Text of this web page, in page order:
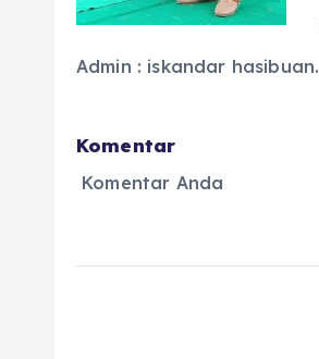
Admin : iskandar hasibuan.
Komentar
Komentar Anda